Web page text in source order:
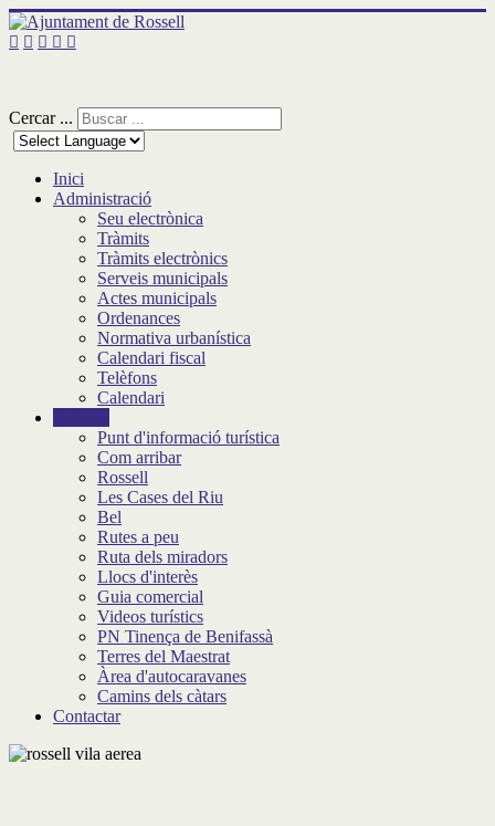
Cercar ...
Inici
Administració
Seu electrònica
Tràmits
Tràmits electrònics
Serveis municipals
Actes municipals
Ordenances
Normativa urbanística
Calendari fiscal
Telèfons
Calendari
Punt d'informació turística
Com arribar
Rossell
Les Cases del Riu
Bel
Rutes a peu
Ruta dels miradors
Llocs d'interès
Guia comercial
Videos turístics
PN Tinença de Benifassà
Terres del Maestrat
Àrea d'autocaravanes
Camins dels càtars
Contactar